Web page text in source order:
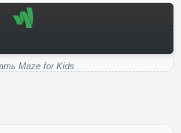
Maze for Kids